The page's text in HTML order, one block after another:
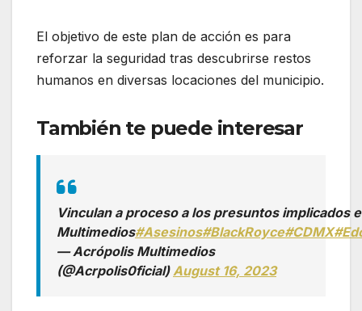
El objetivo de este plan de acción es para
reforzar la seguridad tras descubrirse restos
humanos en diversas locaciones del municipio.
También te puede interesar
Vinculan a proceso a los presuntos implicados
Multimedios#Asesinos#BlackRoyce#CDMX
— Acrópolis Multimedios
(@Acrpolis0ficial)August 16, 2023